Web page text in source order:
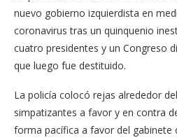
nuevo gobierno izquierdista en
coronavirus tras un quinquenio
cuatro presidentes y un Congreso
que luego fue destituido.
La policía colocó rejas alrededor
simpatizantes a favor y en contra
forma pacífica a favor del gabinete